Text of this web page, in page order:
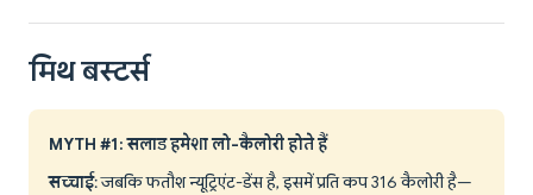
मिथ बस्टर्स
MYTH #1: सलाड हमेशा लो-कैलोरी होते हैं
सच्चाई: जबकि फतौश न्यूट्रिएंट-डेंस है, इसमें प्रति कप 316 कैलोरी है—